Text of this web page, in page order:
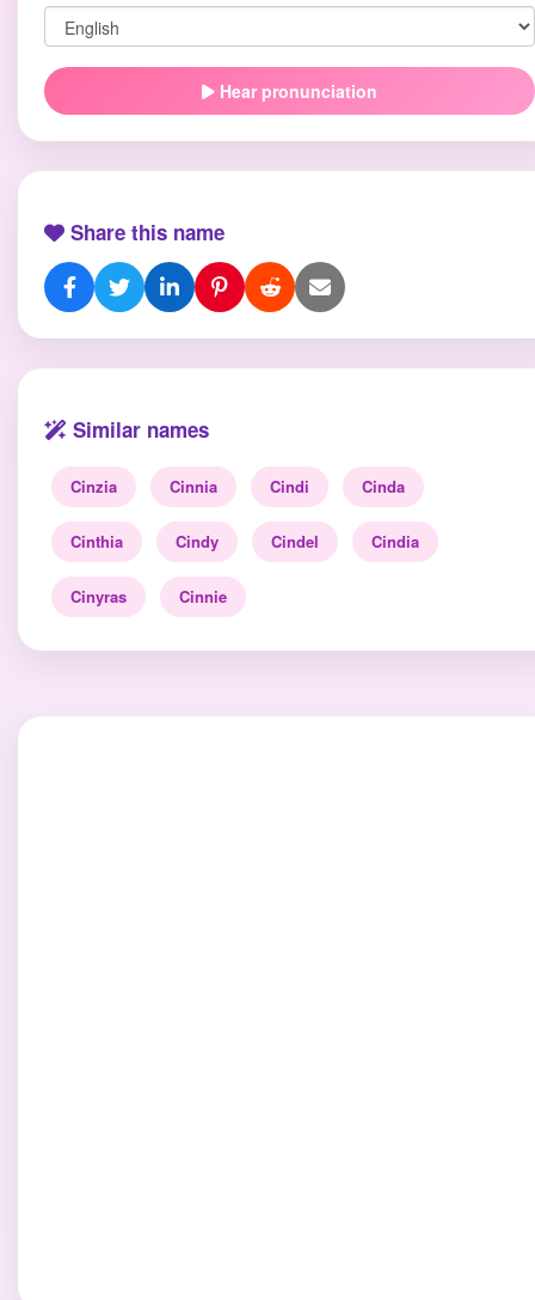
Hear pronunciation
Share this name
Similar names
Cinzia Cinnia Cindi Cinda
Cinthia Cindy Cindel Cindia
Cinyras Cinnie